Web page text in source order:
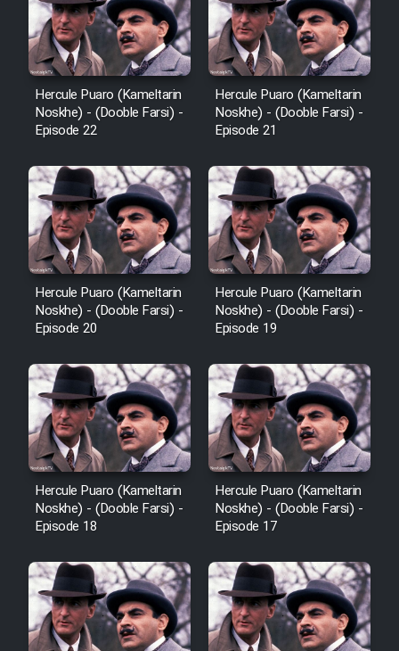
Hercule Puaro (Kameltarin
Noskhe) - (Dooble Farsi) -
Episode 22
Hercule Puaro (Kameltarin
Noskhe) - (Dooble Farsi) -
Episode 21
Hercule Puaro (Kameltarin
Noskhe) - (Dooble Farsi) -
Episode 20
Hercule Puaro (Kameltarin
Noskhe) - (Dooble Farsi) -
Episode 19
Hercule Puaro (Kameltarin
Noskhe) - (Dooble Farsi) -
Episode 18
Hercule Puaro (Kameltarin
Noskhe) - (Dooble Farsi) -
Episode 17